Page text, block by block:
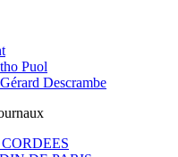
Puol
Descrambe